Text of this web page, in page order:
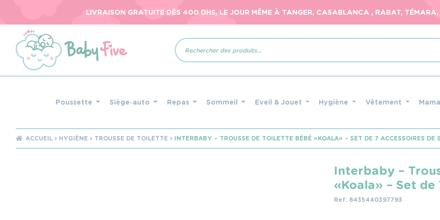
LIVRAISON GRATUITE DÈS 400 DHS, LE JOUR MÊME À TANGER, CASABLANCA , RABAT,
Recherche
de
produits
Poussette Siège-auto Repas Sommeil Eveil & Jouet Hygiène Vêtement
ACCUEIL HYGIÈNE TROUSSE DE TOILETTE INTERBABY – TROUSSE DE TOILETTE BÉBÉ « KOALA » – SET DE 7 ACCESSOIRES DE
Interbaby –
« Koala » – Set
Ref: 8435440397793